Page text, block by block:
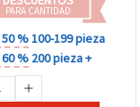
PARA CANTIDAD
50 %100-199 pieza
60 % 200 pieza +